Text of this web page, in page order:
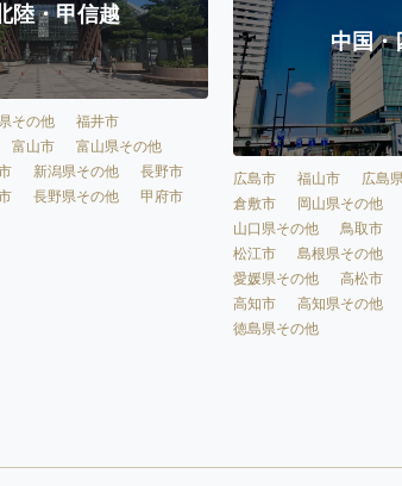
陸・甲信越
その他
福井市
富山市
富山県その他
新潟県その他
長野市
長野県その他
甲府市
中国・
広島市 福山市 広島
倉敷市
岡山県その他
山口県その他
鳥取市
松江市
島根県その他
愛媛県その他
高松市
高知市
高知県その他
徳島県その他